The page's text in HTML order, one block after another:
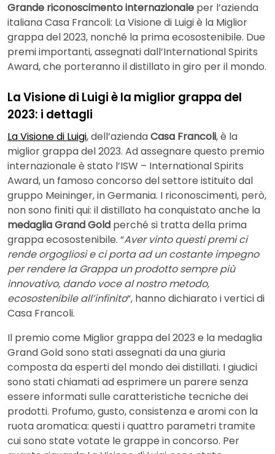
Grande riconoscimento internazionale per l’azienda
italiana Casa Francoli: La Visione di Luigi è la Miglior
grappa del 2023, nonché la prima ecosostenibile. Due
premi importanti, assegnati dall’International Spirits
Award, che porteranno il distillato in giro per il mondo.
La Visione di Luigi è la miglior grappa del
2023: i dettagli
La Visione di Luigi, dell’aziendaCasa Francoli, è la
miglior grappa del 2023. Ad assegnare questo premio
internazionale è stato l’ISW – International Spirits
Award, un famoso concorso del settore istituito dal
gruppo Meininger, in Germania. I riconoscimenti, però,
non sono finiti qui: il distillato ha conquistato anche la
medaglia Grand Gold perché si tratta della prima
grappa ecosostenibile. “Aver vinto questi premi ci
rende orgogliosi e ci porta ad un costante impegno
per rendere la Grappa un prodotto sempre più
innovativo, dando voce al nostro metodo,
ecosostenibile all’infinito“, hanno dichiarato i vertici di
Casa Francoli.
Il premio come Miglior grappa del 2023 e la medaglia
Grand Gold sono stati assegnati da una giuria
composta da esperti del mondo dei distillati. I giudici
sono stati chiamati ad esprimere un parere senza
essere informati sulle caratteristiche tecniche dei
prodotti. Profumo, gusto, consistenza e aromi con la
ruota aromatica: questi i quattro parametri tramite
cui sono state votate le grappe in concorso. Per